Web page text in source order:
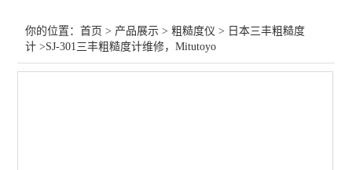
你的位置：首页 > 产品展示 >粗糙度仪 > 日本三丰粗糙度
计 >SJ-301三丰粗糙度计维修，Mitutoyo